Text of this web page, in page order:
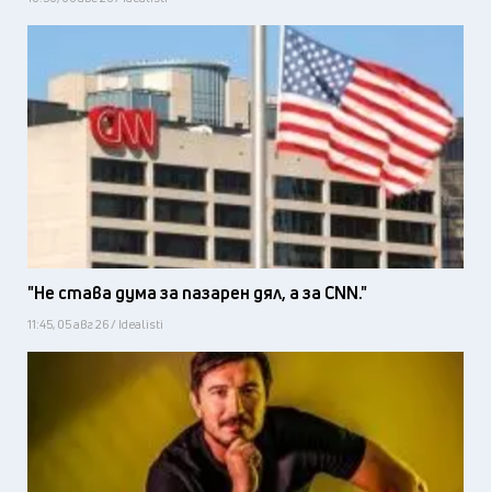
"Не става дума за пазарен дял, а за CNN."
11:45, 05 авг 26 / Idealisti